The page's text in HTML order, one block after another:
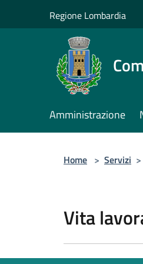
Regione Lombardia
Amministrazione
Home > Servizi >
Vita